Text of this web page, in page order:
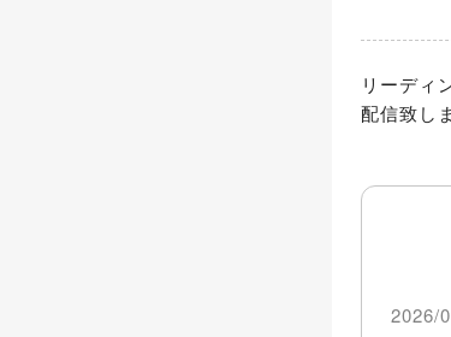
リーディ
配信致し
2026/